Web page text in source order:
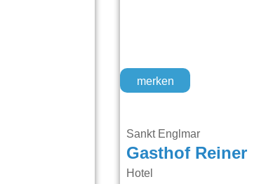
merken
Sankt Englmar
Gasthof Reiner
Hotel